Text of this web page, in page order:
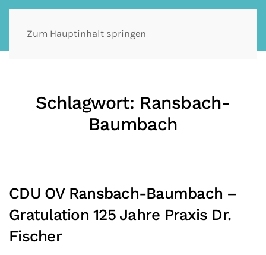
Zum Hauptinhalt springen
Schlagwort: Ransbach-
Baumbach
CDU OV Ransbach-Baumbach –
Gratulation 125 Jahre Praxis Dr.
Fischer